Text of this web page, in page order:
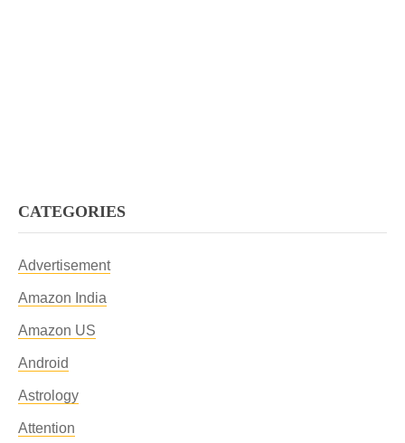
CATEGORIES
Advertisement
Amazon India
Amazon US
Android
Astrology
Attention